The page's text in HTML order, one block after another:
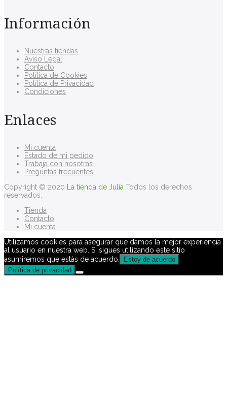
Información
Nuestras tiendas
Aviso Legal
Contacto
Política de Cookies
Política de Privacidad
Condiciones
Enlaces
Mi cuenta
Estado de mi pedido
Trabaja con nosotras
Preguntas frecuentes
Copyright © 2020 La tienda de Julia Todos los derechos
reservados.
Tienda
Contacto
Mi cuenta
Utilizamos cookies para asegurar que damos la mejor experiencia
al usuario en nuestra web. Si sigues utilizando este sitio
asumiremos que estás de acuerdo.
Estoy de acuerdo
Política de privacidad